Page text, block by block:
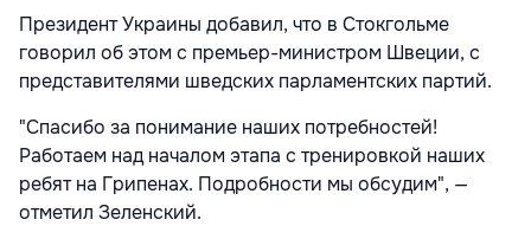
Президент Украины добавил, что в Стокгольме
говорил об этом с премьер-министром Швеции, с
представителями шведских парламентских партий.
"Спасибо за понимание наших потребностей!
Работаем над началом этапа с тренировкой наших
ребят на Грипенах. Подробности мы обсудим", —
отметил Зеленский.